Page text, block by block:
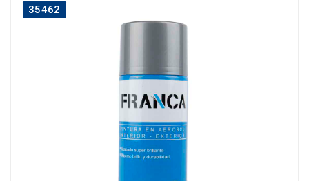
35462